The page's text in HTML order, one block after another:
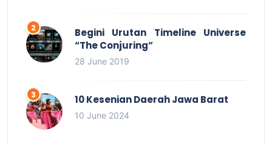
Begini Urutan Timeline Universe
“The Conjuring”
28 June 2019
10 Kesenian Daerah Jawa Barat
10 June 2024